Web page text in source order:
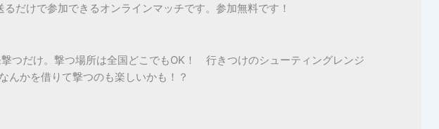
だけで参加できるオンラインマッチです。参加無料です！
撃つだけ。撃つ場所は全国どこでもOK！ 行きつけのシューティングレンジ
んかを借りて撃つのも楽しいかも！？